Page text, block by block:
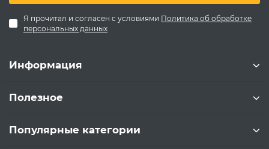
Я прочитал и согласен с условиями Политика об обработке
персональных данных
Информация
Полезное
Популярные категории